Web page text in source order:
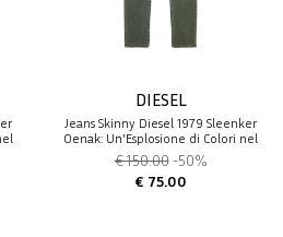
DIESEL
Jeans Skinny Diesel 1979 Sleenker
0enak: Un'Esplosione di Colori nel
Punk-Rock
€ 150.00 -50%
€ 75.00